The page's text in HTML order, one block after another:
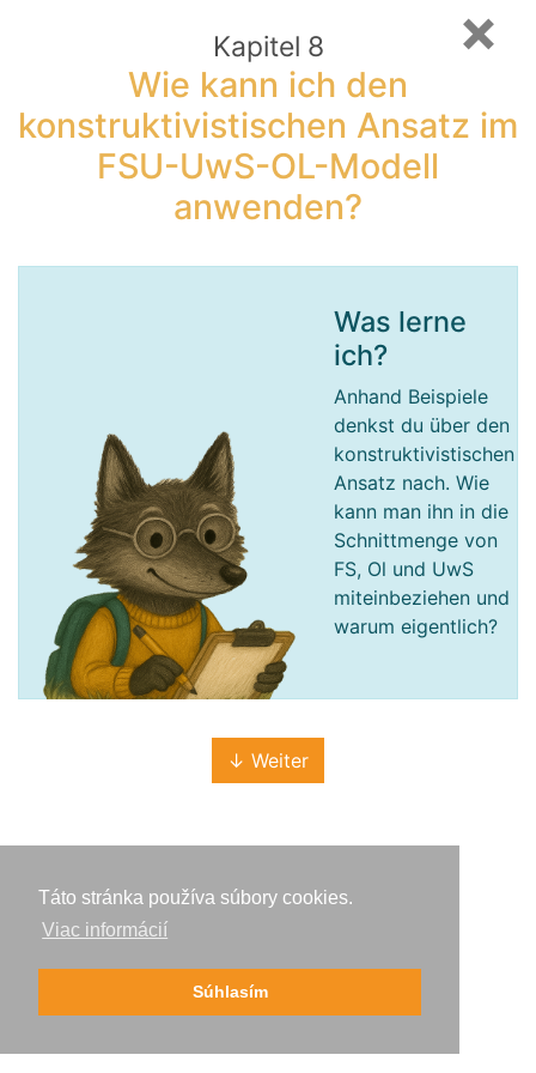
Táto stránka používa súbory cookies.
Viac informácií
Súhlasím
×
Kapitel 8
Wie kann ich den
konstruktivistischen Ansatz im
FSU-UwS-OL-Modell
anwenden?
Was lerne
ich?
Anhand Beispiele
denkst du über den
konstruktivistischen
Ansatz nach. Wie
kann man ihn in die
Schnittmenge von
FS, Ol und UwS
miteinbeziehen und
warum eigentlich?
↓ Weiter